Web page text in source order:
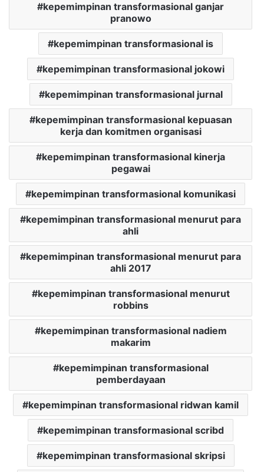
kepemimpinan transformasional ganjar
pranowo
kepemimpinan transformasional is
kepemimpinan transformasional jokowi
kepemimpinan transformasional jurnal
kepemimpinan transformasional kepuasan
kerja dan komitmen organisasi
kepemimpinan transformasional kinerja
pegawai
kepemimpinan transformasional komunikasi
kepemimpinan transformasional menurut para
ahli
kepemimpinan transformasional menurut para
ahli 2017
kepemimpinan transformasional menurut
robbins
kepemimpinan transformasional nadiem
makarim
kepemimpinan transformasional
pemberdayaan
kepemimpinan transformasional ridwan kamil
kepemimpinan transformasional scribd
kepemimpinan transformasional skripsi